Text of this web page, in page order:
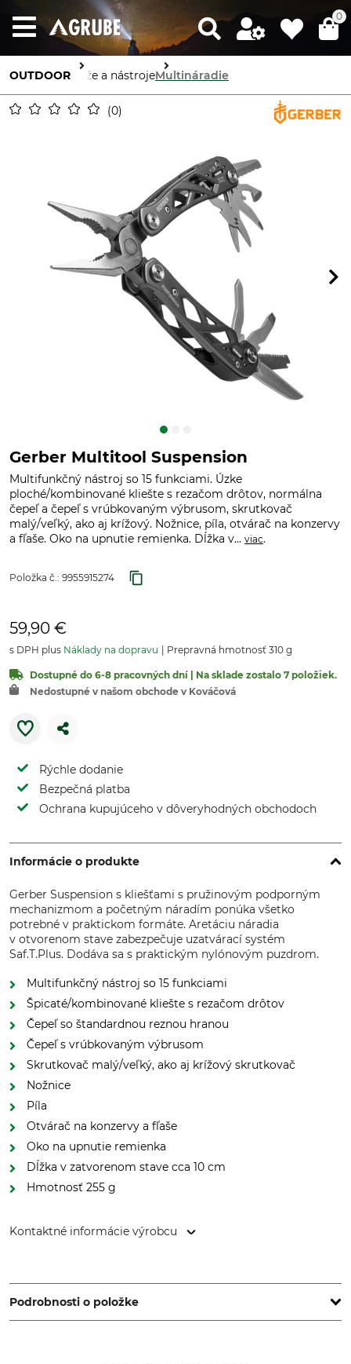
0
OUTDOOR Nože a nástrojeMultináradie
0
Gerber Multitool Suspension
Multifunkčný nástroj so 15 funkciami. Úzke
ploché/kombinované kliešte s rezačom drôtov, normálna
čepeľ a čepeľ s vrúbkovaným výbrusom, skrutkovač
malý/veľký, ako aj krížový. Nožnice, píla, otvárač na konzervy
a fľaše. Oko na upnutie remienka. Dĺžka v... viac.
Položka č.: 9955915274
59,90 €
s DPH plus Náklady na dopravu Prepravná hmotnosť 310 g
Dostupné do 6-8 pracovných dní | Na sklade zostalo 7 položiek.
Nedostupné v našom obchode v Kováčová
Rýchle dodanie
Bezpečná platba
Ochrana kupujúceho v dôveryhodných obchodoch
Informácie o produkte
Gerber Suspension s kliešťami s pružinovým podporným
mechanizmom a početným náradím ponúka všetko
potrebné v praktickom formáte. Aretáciu náradia
v otvorenom stave zabezpečuje uzatvárací systém
Saf.T.Plus. Dodáva sa s praktickým nylónovým puzdrom.
Multifunkčný nástroj so 15 funkciami
Špicaté/kombinované kliešte s rezačom drôtov
Čepeľ so štandardnou reznou hranou
Čepeľ s vrúbkovaným výbrusom
Skrutkovač malý/veľký, ako aj krížový skrutkovač
Nožnice
Píla
Otvárač na konzervy a fľaše
Oko na upnutie remienka
Dĺžka v zatvorenom stave cca 10 cm
Hmotnosť 255 g
Kontaktné informácie výrobcu
Finland, www.fiskars.com
Podrobnosti o položke